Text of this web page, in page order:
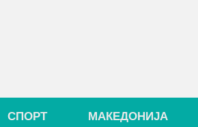
СПОРТ МАКЕДОНИЈА